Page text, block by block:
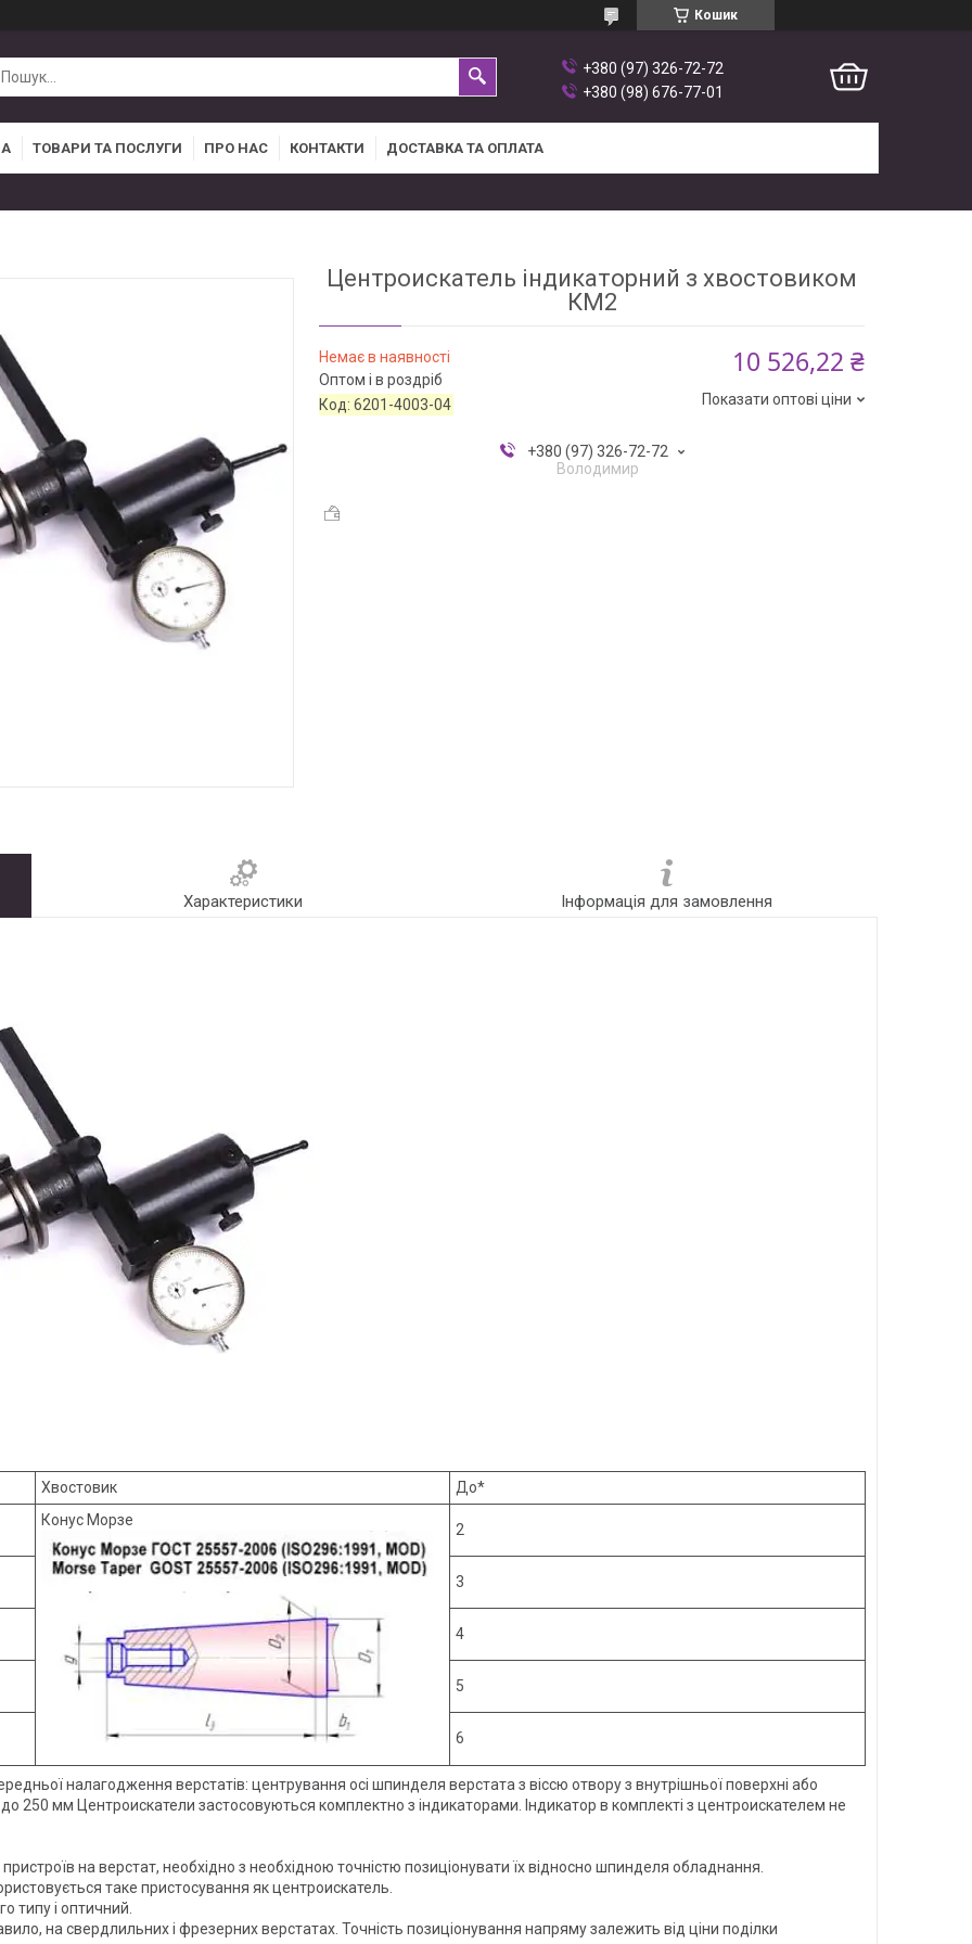
Кошик
+380 (97) 326-72-72
+380 (98) 676-77-01
ТОВАРИ ТА ПОСЛУГИ ПРО НАС КОНТАКТИ ДОСТАВКА ТА ОПЛАТА
Центроискатель індикаторний з хвостовиком
КМ2
Немає в наявності
Оптом і в роздріб
Код:6201-4003-04
10 526,22 ₴
Показати оптові ціни
+380 (97) 326-72-72
Володимир
Характеристики Інформація для замовлення
Хвостовик
До*
Конус Морзе
2
3
4
5
6
налагодження верстатів: центрування осі шпинделя верстата з віссю отвору з внутрішньої поверхні або
250 мм Центроискатели застосовуються комплектно з індикаторами. Індикатор в комплекті з центроискателем не
на верстат, необхідно з необхідною точністю позиціонувати їх відносно шпинделя обладнання.
таке пристосування як центроискатель.
типу і оптичний.
на свердлильних і фрезерних верстатах. Точність позиціонування напряму залежить від ціни поділки